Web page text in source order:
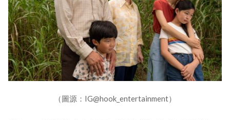
（圖源：IG@hook_entertainment）